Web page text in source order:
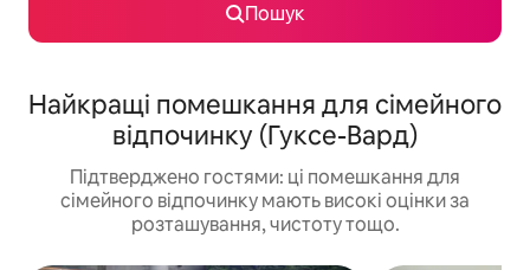
Пошук
Найкращі помешкання для сімейного
відпочинку (Гуксе-Вард)
Підтверджено гостями: ці помешкання для
сімейного відпочинку мають високі оцінки за
розташування, чистоту тощо.